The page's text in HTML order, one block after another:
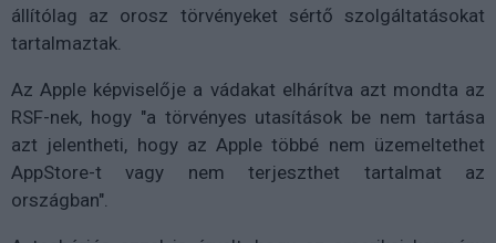
állítólag az orosz törvényeket sértő szolgáltatásokat
tartalmaztak.
Az Apple képviselője a vádakat elhárítva azt mondta az
RSF-nek, hogy "a törvényes utasítások be nem tartása
azt jelentheti, hogy az Apple többé nem üzemeltethet
AppStore-t vagy nem terjeszthet tartalmat az
országban".